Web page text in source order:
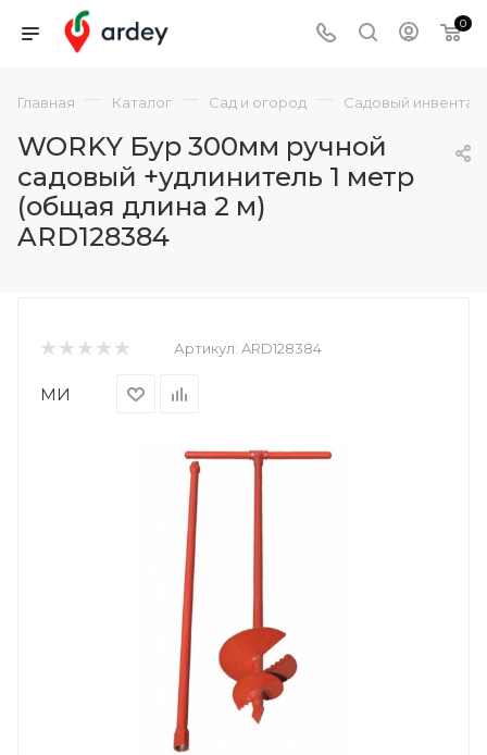
0
Главная — Каталог — Сад и огород — Садовый
WORKY Бур 300мм ручной
садовый +удлинитель 1 метр
(общая длина 2 м)
ARD128384
Артикул: ARD128384
МИ